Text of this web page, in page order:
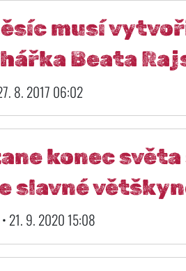
musí
Beata
8. 2017 06:02
konec
slavné
21. 9. 2020 15:08